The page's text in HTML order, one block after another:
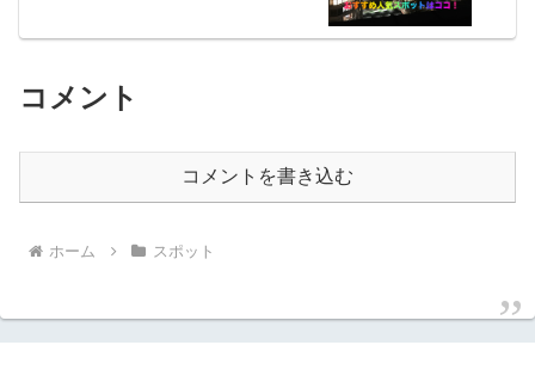
コメント
コメントを書き込む
ホーム スポット